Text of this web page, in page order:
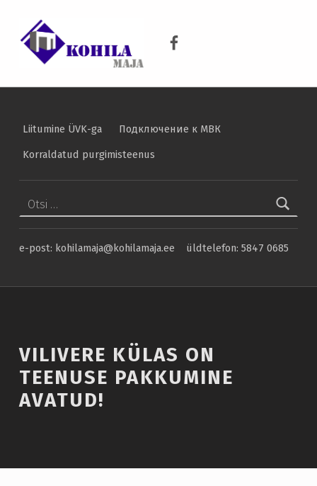
Liitumine ÜVK-ga
Подключение к МВК
Korraldatud purgimisteenus
e-post: kohilamaja@kohilamaja.ee üldtelefon: 5847 0685
Introduction
VILIVERE KÜLAS ON
TEENUSE PAKKUMINE
AVATUD!